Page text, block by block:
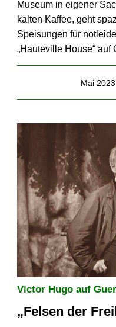
Museum in eigener
kalten Kaffee, geht
Speisungen für
„Hauteville House“ auf
Mai
Victor Hugo auf
„Felsen der